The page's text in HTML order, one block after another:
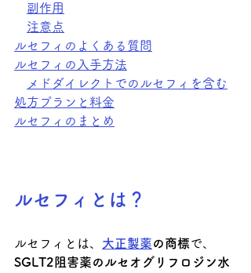
副作用
注意点
ルセフィのよくある質問
ルセフィの入手方法
メドダイレクトでのルセフィを含む
処方プランと料金
ルセフィのまとめ
ルセフィとは？
ルセフィとは、 大正製薬の商標で、
SGLT2阻害薬のルセオグリフロジン水